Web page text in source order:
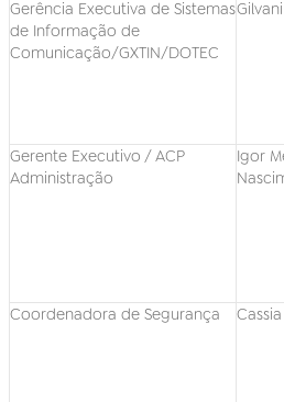
Gerência Executiva de Sistemas
de Informação de
Comunicação/GXTIN/DOTEC
Gerente Executivo / ACP
Administração
Igor
Coordenadora de Segurança